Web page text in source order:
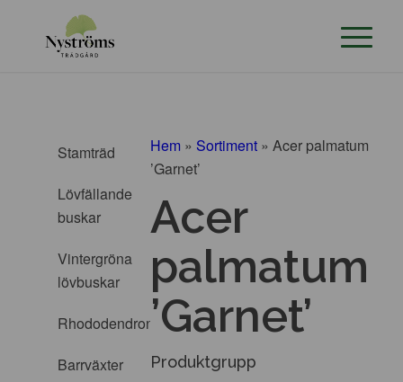
Stamträd
Lövfällande
buskar
Vintergröna
lövbuskar
Rhododendron
Barrväxter
Hem » Sortiment »Acer palmatum
’Garnet’
Acer
palmatum
’Garnet’
Produktgrupp